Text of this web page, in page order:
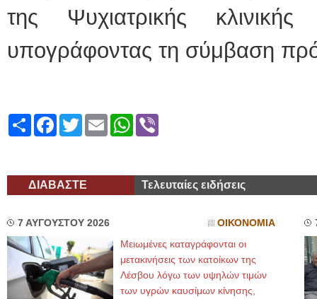
της Ψυχιατρικής
υπογράφοντας τη σύμβαση
ShareFacebook
TwitterEmailWhatsApp
ΔΙΑΒΑΣΤΕ Τελευταίες ειδήσεις
7 ΑΥΓΟΥΣΤΟΥ 2026 ΟΙΚΟΝΟΜΙΑ
Μειωμένες καταγράφονται οι
μετακινήσεις των κατοίκων της
Λέσβου λόγω των υψηλών τιμών
των υγρών καυσίμων κίνησης,